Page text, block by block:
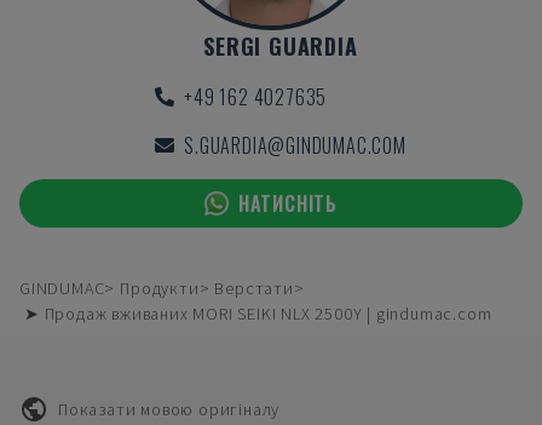
SERGI GUARDIA
+49 162 4027635
S.GUARDIA@GINDUMAC.COM
НАТИСНІТЬ
GINDUMAC Продукти
Верстати
➤ Продаж вживаних MORI SEIKI NLX 2500Y | gindumac.com
Показати мовою оригіналу